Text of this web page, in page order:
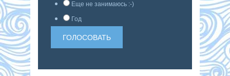
Еще не занимаюсь :-)
Год